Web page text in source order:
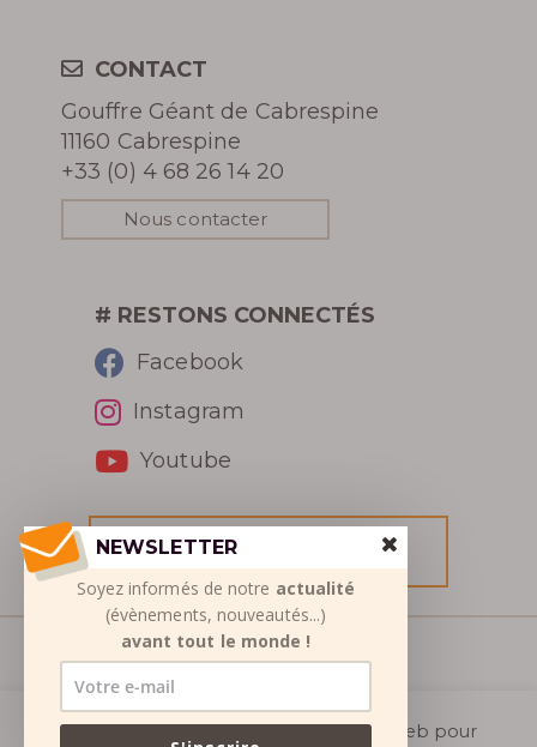
RÉSERVER
CONTACT
Gouffre Géant de Cabrespine
11160 Cabrespine
+33 (0) 4 68 26 14 20
Nous contacter
RÉSERVER
# RESTONS CONNECTÉS
Facebook
Instagram
Youtube
Mentions légales|Conditions générales de
Nous utilisons des cookies sur notre site web pour
NEWSLETTER
Soyez informés de notre actualité
(évènements, nouveautés...)
avant tout le monde !